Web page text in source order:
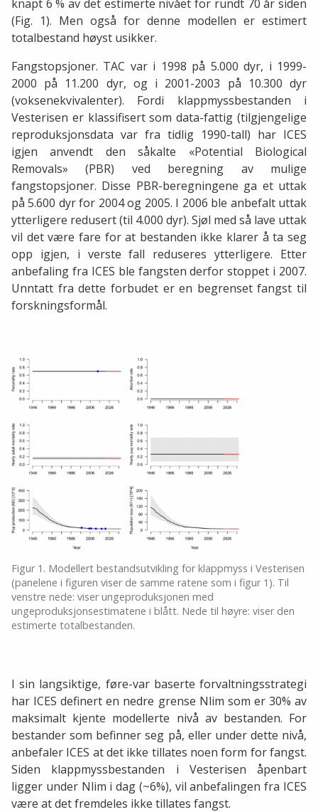
knapt 6 % av det estimerte nivået for rundt 70 år siden
(Fig. 1). Men også for denne modellen er estimert
totalbestand høyst usikker.
Fangstopsjoner. TAC var i 1998 på 5.000 dyr, i 1999-
2000 på 11.200 dyr, og i 2001-2003 på 10.300 dyr
(voksenekvivalenter). Fordi klappmyssbestanden i
Vesterisen er klassifisert som data-fattig (tilgjengelige
reproduksjonsdata var fra tidlig 1990-tall) har ICES
igjen anvendt den såkalte «Potential Biological
Removals» (PBR) ved beregning av mulige
fangstopsjoner. Disse PBR-beregningene ga et uttak
på 5.600 dyr for 2004 og 2005. I 2006 ble anbefalt uttak
ytterligere redusert (til 4.000 dyr). Sjøl med så lave uttak
vil det være fare for at bestanden ikke klarer å ta seg
opp igjen, i verste fall reduseres ytterligere. Etter
anbefaling fra ICES ble fangsten derfor stoppet i 2007.
Unntatt fra dette forbudet er en begrenset fangst til
forskningsformål.
Figur 1. Modellert bestandsutvikling for klappmyss i Vesterisen
(panelene i figuren viser de samme ratene som i figur 1). Til
venstre nede: viser ungeproduksjonen med
ungeproduksjonsestimatene i blått. Nede til høyre: viser den
estimerte totalbestanden.
I sin langsiktige, føre-var baserte forvaltningsstrategi
har ICES definert en nedre grense Nlim som er 30% av
maksimalt kjente modellerte nivå av bestanden. For
bestander som befinner seg på, eller under dette nivå,
anbefaler ICES at det ikke tillates noen form for fangst.
Siden klappmyssbestanden i Vesterisen åpenbart
ligger under Nlim i dag (~6%), vil anbefalingen fra ICES
være at det fremdeles ikke tillates fangst.